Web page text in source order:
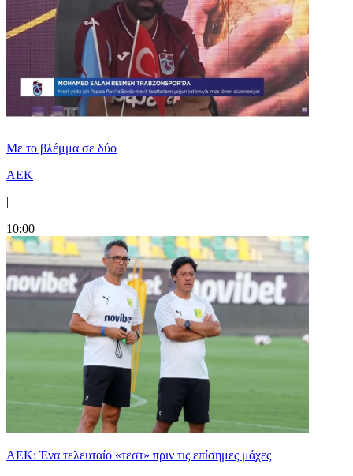
Με το βλέμμα σε δύο
ΑΕΚ
|
10:00
ΑΕΚ: Ένα τελευταίο «τεστ» πριν τις επίσημες μάχες